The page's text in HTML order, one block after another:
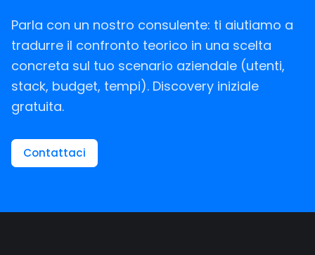
Parla con un nostro consulente: ti aiutiamo a
tradurre il confronto teorico in una scelta
concreta sul tuo scenario aziendale (utenti,
stack, budget, tempi). Discovery iniziale
gratuita.
Contattaci